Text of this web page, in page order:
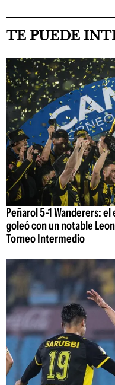
TE PUEDE
Peñarol 5-1 Wanderers:
goleó con un notable
Torneo Intermedio